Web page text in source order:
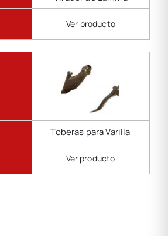
Ver producto
Toberas para Varilla
Ver producto